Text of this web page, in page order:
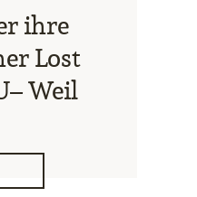
ihre
Lost
Weil